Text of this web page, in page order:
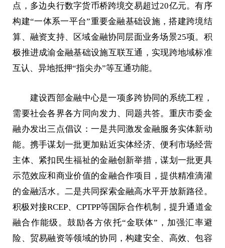
点，多边央行数字货币桥跨境交易超过20亿元。有序
构建“一体系一平台”重要金融基础设施，搭建跨境结
算、融资支持、区域金融协同层面业务场景25项。积
极推进成渝金融基础设施互联互通，实现跨地域标准
互认、异地抵押“指尖办”等互通功能。
建设西部金融中心是一项多跨协同的系统工程，
需要社会各界各方同向发力、同题共答。重庆市委金
融办发出三点倡议：一是共同激发金融服务实体新动
能。携手谋划一批更加贴近实体经济、便利市场经营
主体、紧扣民生福祉的金融创新举措，谋划一批更具
示范效应和商业价值的金融合作项目，提供精准滴灌
的金融活水。二是共同探索金融高水平开放新路径。
积极对接RCEP、CPTPP等国际合作机制，提升通道金
融合作能级。鼓励各方依托“金联体”，加强汇率避
险、贸易融资等领域的协同，构建安全、高效、包容